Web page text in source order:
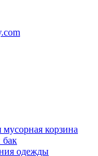
мусорная корзина
одежды